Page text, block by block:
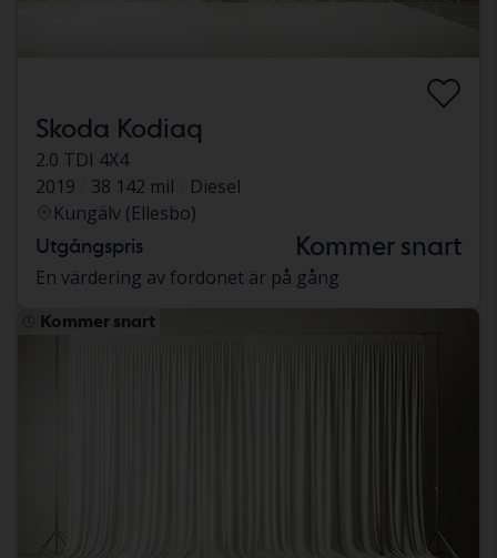
Skoda Kodiaq
2.0 TDI 4X4
2019
38 142 mil
Diesel
Kungälv (Ellesbo)
Utgångspris Kommer snart
En värdering av fordonet är på gång
Kommer snart